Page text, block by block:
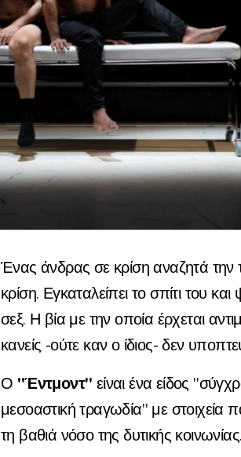
Ένας άνδρας σε κρίση αναζητά την
κρίση. Εγκαταλείπει το σπίτι του
σεξ. Η βία με την οποία έρχεται
κανείς -ούτε καν ο ίδιος- δεν
Ο "Έντμοντ" είναι ένα είδος
μεσοαστική τραγωδία" με στοιχεία
τη βαθιά νόσο της δυτικής κοινωνίας.